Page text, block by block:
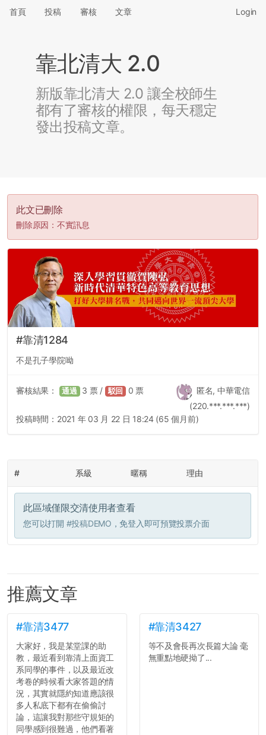
首頁 投稿 審核 文章 Login
靠北清大 2.0
新版靠北清大 2.0 讓全校師生
都有了審核的權限，每天穩定
發出投稿文章。
此文已刪除
刪除原因：不實訊息
#靠清1284
不是孔子學院呦
匿名, 中華電信
(220.***.***.***)
審核結果： 通過 3 票 / 駁回 0 票
投稿時間： 2021 年 03 月 22 日 18:24 (65 個月前)
# 系級 暱稱 理由
此區域僅限交清使用者查看
您可以打開 #投稿DEMO ，免登入即可預覽投票介面
推薦文章
#靠清3477
大家好，我是某堂課的助
教，最近看到靠清上面資工
系同學的事件，以及最近改
考卷的時候看大家答題的情
況，其實就隱約知道應該很
多人私底下都有在偷偷討
論，這讓我對那些守規矩的
同學感到很難過，他們看著
#靠清3427
等不及會長再次長篇大論 毫
無重點地硬拗了...